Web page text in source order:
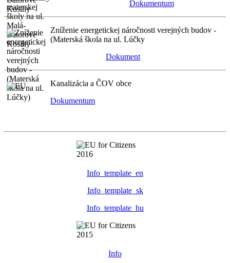
Dokumentum
Zníženie energetickej náročnosti verejných budov -
(Materská škola na ul. Lúčky
Dokument
Kanalizácia a ČOV obce
Dokumentum
Info_template_en
Info_template_sk
Info_template_hu
Info